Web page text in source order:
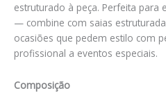
estruturado à peça. Perfeita para
— combine com saias
ocasiões que pedem estilo com
profissional a eventos especiais.
Composição